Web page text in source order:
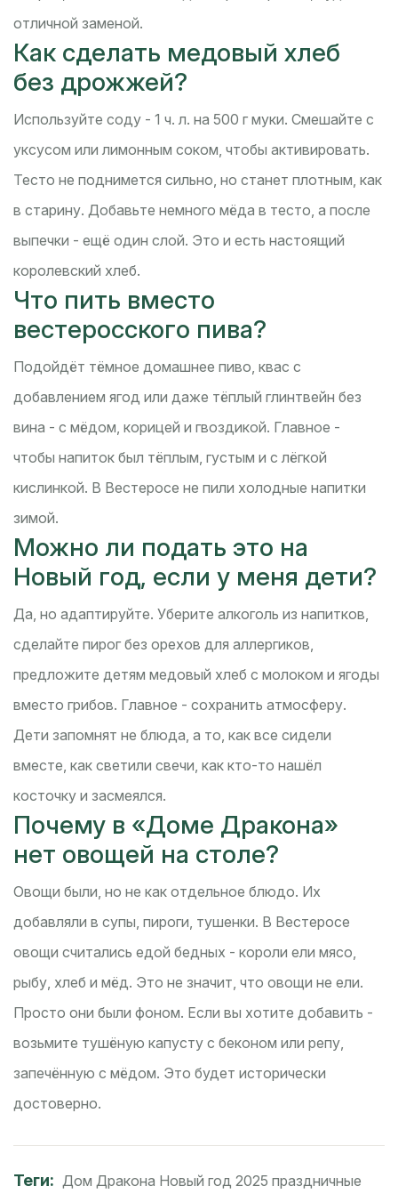
отличной заменой.
Как сделать медовый хлеб
без дрожжей?
Используйте соду - 1 ч. л. на 500 г муки. Смешайте с
уксусом или лимонным соком, чтобы активировать.
Тесто не поднимется сильно, но станет плотным, как
в старину. Добавьте немного мёда в тесто, а после
выпечки - ещё один слой. Это и есть настоящий
королевский хлеб.
Что пить вместо
вестеросского пива?
Подойдёт тёмное домашнее пиво, квас с
добавлением ягод или даже тёплый глинтвейн без
вина - с мёдом, корицей и гвоздикой. Главное -
чтобы напиток был тёплым, густым и с лёгкой
кислинкой. В Вестеросе не пили холодные напитки
зимой.
Можно ли подать это на
Новый год, если у меня дети?
Да, но адаптируйте. Уберите алкоголь из напитков,
сделайте пирог без орехов для аллергиков,
предложите детям медовый хлеб с молоком и ягоды
вместо грибов. Главное - сохранить атмосферу.
Дети запомнят не блюда, а то, как все сидели
вместе, как светили свечи, как кто-то нашёл
косточку и засмеялся.
Почему в «Доме Дракона»
нет овощей на столе?
Овощи были, но не как отдельное блюдо. Их
добавляли в супы, пироги, тушенки. В Вестеросе
овощи считались едой бедных - короли ели мясо,
рыбу, хлеб и мёд. Это не значит, что овощи не ели.
Просто они были фоном. Если вы хотите добавить -
возьмите тушёную капусту с беконом или репу,
запечённую с мёдом. Это будет исторически
достоверно.
Теги: Дом Дракона Новый год 2025 праздничные